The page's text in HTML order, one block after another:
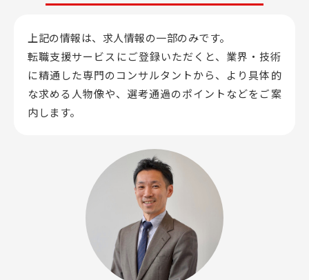
上記の情報は、求人情報の一部のみです。
転職支援サービスにご登録いただくと、業界・技術
に精通した専門のコンサルタントから、 より具体的
な求める人物像や、選考通過のポイントなどをご案
内します。